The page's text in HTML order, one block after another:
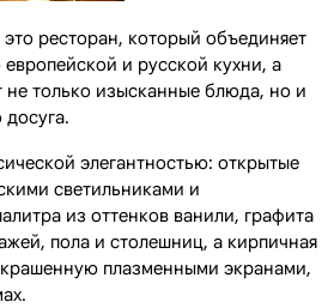
ресторан, который объединяет
и русской кухни, а
только изысканные блюда, но и
элегантностью: открытые
светильниками и
из оттенков ванили, графита
пола и столешниц, а кирпичная
плазменными экранами,